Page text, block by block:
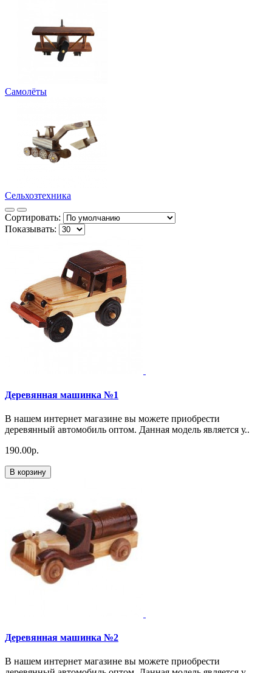
Самолёты
Сельхозтехника
Сортировать:
Показывать:
Деревянная машинка №1
В нашем интернет магазине вы можете приобрести
деревянный автомобиль оптом. Данная модель является у..
190.00р.
В корзину
Деревянная машинка №2
В нашем интернет магазине вы можете приобрести